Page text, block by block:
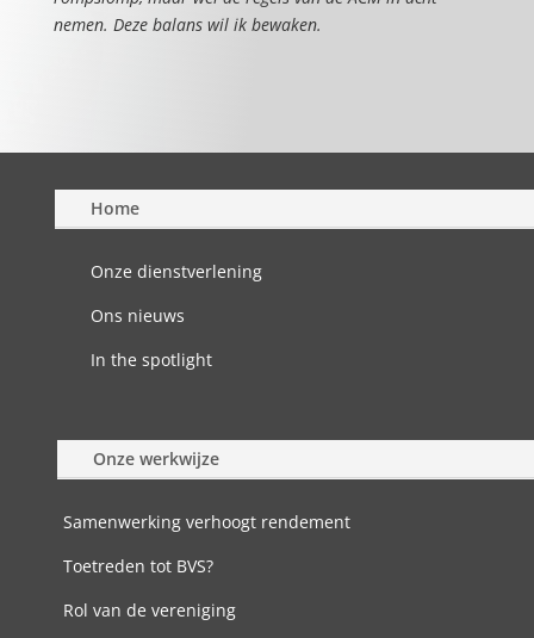
nemen. Deze balans wil ik bewaken.
Home
Onze dienstverlening
Ons nieuws
In the spotlight
Onze werkwijze
Samenwerking verhoogt rendement
Toetreden tot BVS?
Rol van de vereniging